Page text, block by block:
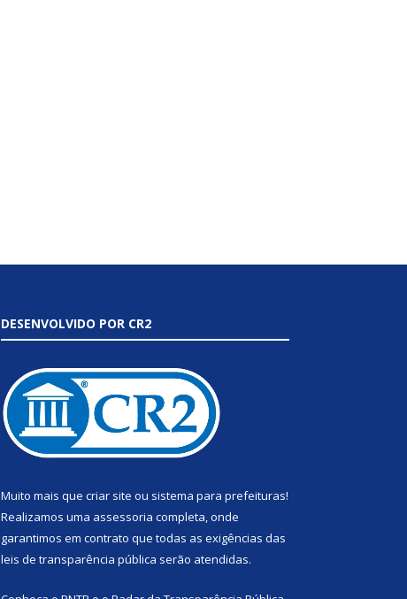
DESENVOLVIDO POR CR2
Muito mais que criar site ou sistema para prefeituras!
Realizamos uma assessoria completa, onde
garantimos em contrato que todas as exigências das
leis de transparência pública serão atendidas.